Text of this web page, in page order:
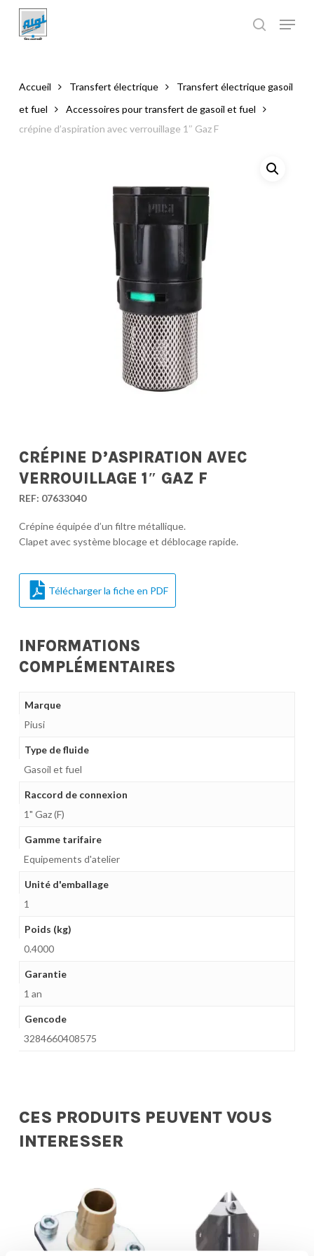
main
Accueil Transfert électrique
Transfert électrique gasoil
et fuel
Accessoires pour transfert de gasoil et fuel
crépine d’aspiration avec verrouillage 1″ Gaz F
CRÉPINE D’ASPIRATION AVEC
VERROUILLAGE 1″ GAZ F
REF: 07633040
Crépine équipée d’un filtre métallique.
Clapet avec système blocage et déblocage rapide.
Télécharger la fiche en PDF
INFORMATIONS
COMPLÉMENTAIRES
Marque
Piusi
Type de fluide
Gasoil et fuel
Raccord de connexion
1" Gaz (F)
Gamme tarifaire
Equipements d'atelier
Unité d'emballage
1
Poids (kg)
0.4000
Garantie
1 an
Gencode
3284660408575
CES PRODUITS PEUVENT VOUS
INTERESSER